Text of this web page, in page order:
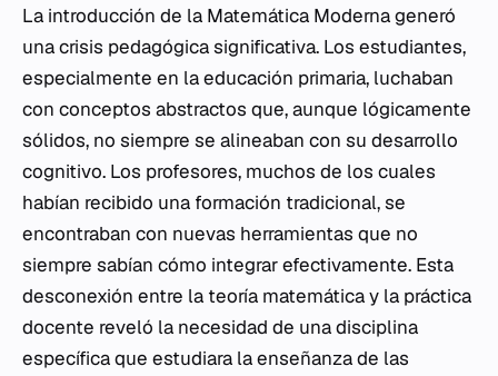
La introducción de la Matemática Moderna generó
una crisis pedagógica significativa. Los estudiantes,
especialmente en la educación primaria, luchaban
con conceptos abstractos que, aunque lógicamente
sólidos, no siempre se alineaban con su desarrollo
cognitivo. Los profesores, muchos de los cuales
habían recibido una formación tradicional, se
encontraban con nuevas herramientas que no
siempre sabían cómo integrar efectivamente. Esta
desconexión entre la teoría matemática y la práctica
docente reveló la necesidad de una disciplina
específica que estudiara la enseñanza de las